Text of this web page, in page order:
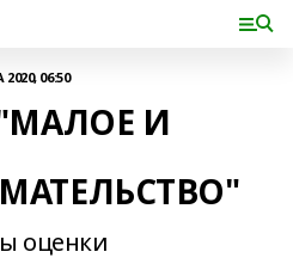
06:50
И
оценки